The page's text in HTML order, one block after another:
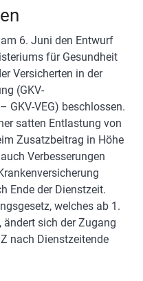
6. Juni den Entwurf
für Gesundheit
Versicherten in der
(GKV-
GKV-VEG) beschlossen.
satten Entlastung von
Zusatzbeitrag in Höhe
Verbesserungen
Ende der Dienstzeit.
welches ab 1.
sich der Zugang
nach Dienstzeitende